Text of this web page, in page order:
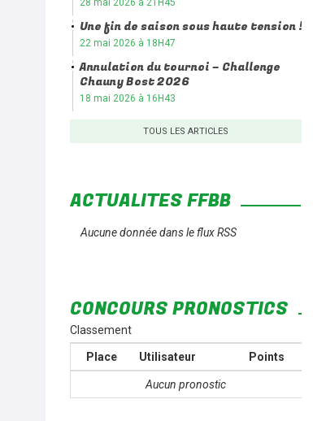
28 mai 2026 à 21H45
Une fin de saison sous haute tension !
22 mai 2026 à 18H47
Annulation du tournoi – Challenge
Chauny Bost 2026
18 mai 2026 à 16H43
TOUS LES ARTICLES
ACTUALITÉS FFBB
Aucune donnée dans le flux RSS
CONCOURS PRONOSTICS
Classement
Place Utilisateur Points
Aucun pronostic